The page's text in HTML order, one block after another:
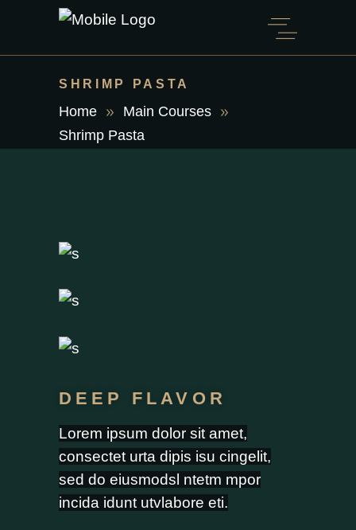
SHRIMP PASTA
Home
Main Courses
Shrimp Pasta
DEEP FLAVOR
Lorem ipsum dolor sit amet,
consectet urta dipis isu cingelit,
sed do eiusmodsl ntetm mpor
incida idunt utvlabore eti.